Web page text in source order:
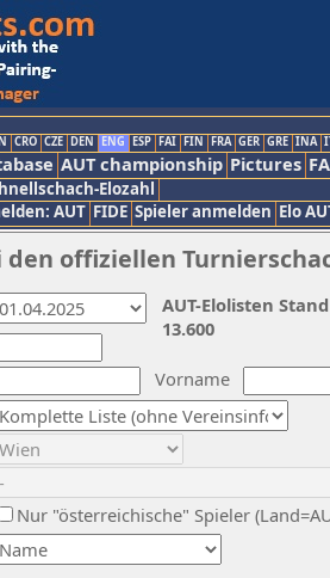
CRO CZE DEN ENG ESP FAI FIN FRA GER GRE INA
AUT championship Pictures
Elozahl
AUT FIDE Spieler anmelden Elo
offiziellen
Vorname
Nur "österreichische" Spieler
AUT-Elolisten
13.600